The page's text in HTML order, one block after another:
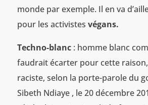
monde par exemple. Il en va
pour les activistes végans.
Techno-blanc: homme blanc
faudrait écarter pour cette raison,
raciste, selon la porte-parole du
Sibeth Ndiaye , le 20 décembre